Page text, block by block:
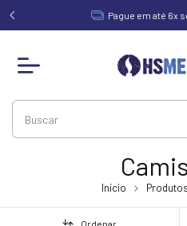
de Pague em até 6x
Início Produtos
Ordenar